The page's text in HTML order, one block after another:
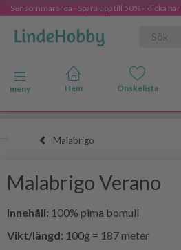
Sensommarsrea - Spara upp till 50% - klicka här
Ändra navigering
meny
Malabrigo
Malabrigo Verano
Innehåll: 100% pima bomull
Vikt/längd: 100g = 187 meter